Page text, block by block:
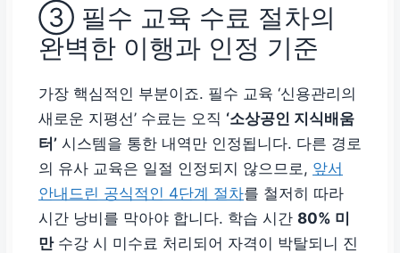
③ 필수 교육 수료 절차의
완벽한 이행과 인정 기준
가장 핵심적인 부분이죠. 필수 교육 ‘신용관리의
새로운 지평선’ 수료는 오직 ‘소상공인 지식배움
터’ 시스템을 통한 내역만 인정됩니다. 다른 경로
의 유사 교육은 일절 인정되지 않으므로, 앞서
안내드린 공식적인 4단계 절차를 철저히 따라
시간 낭비를 막아야 합니다. 학습 시간 80% 미
만수강 시 미수료 처리되어 자격이 박탈되니 진